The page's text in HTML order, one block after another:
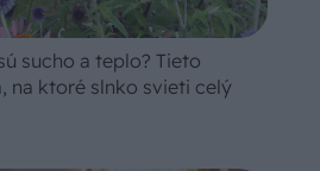
sucho a teplo? Tieto
na ktoré slnko svieti celý